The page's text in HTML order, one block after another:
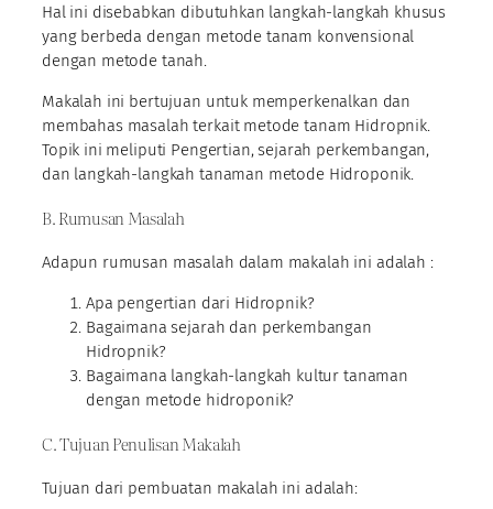
Hal ini disebabkan dibutuhkan langkah-langkah khusus
yang berbeda dengan metode tanam konvensional
dengan metode tanah.
Makalah ini bertujuan untuk memperkenalkan dan
membahas masalah terkait metode tanam Hidropnik.
Topik ini meliputi Pengertian, sejarah perkembangan,
dan langkah-langkah tanaman metode Hidroponik.
B. Rumusan Masalah
Adapun rumusan masalah dalam makalah ini adalah :
Apa pengertian dari Hidropnik?
Bagaimana sejarah dan perkembangan
Hidropnik?
Bagaimana langkah-langkah kultur tanaman
dengan metode hidroponik?
C. Tujuan Penulisan Makalah
Tujuan dari pembuatan makalah ini adalah: